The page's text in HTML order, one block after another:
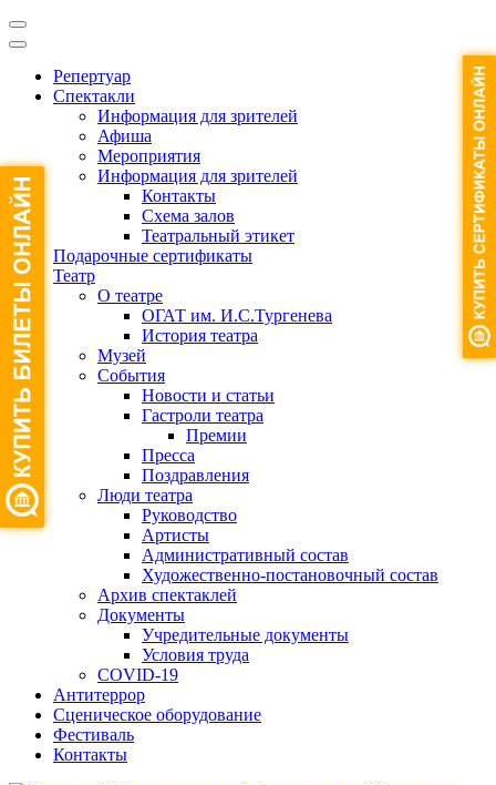
Репертуар
Спектакли
Информация для зрителей
Афиша
Мероприятия
Информация для зрителей
Контакты
Схема залов
Театральный этикет
Подарочные сертификаты
Театр
О театре
ОГАТ им. И.С.Тургенева
История театра
Музей
События
Новости и статьи
Гастроли театра
Премии
Пресса
Поздравления
Люди театра
Руководство
Артисты
Административный состав
Художественно-постановочный состав
Архив спектаклей
Документы
Учредительные документы
Условия труда
COVID-19
Антитеррор
Сценическое оборудование
Фестиваль
Контакты